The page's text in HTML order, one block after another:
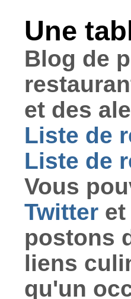
Une
Blog de
et des
Liste de
Liste de
Vous
Twitter
postons
liens
qu'un